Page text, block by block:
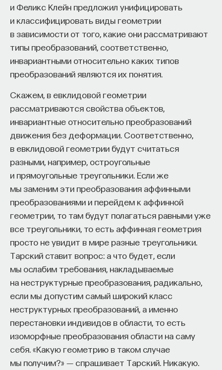
и Феликс Клейн предложил унифицировать
и классифицировать виды геометрии
в зависимости от того, какие они рассматривают
типы преобразований, соответственно,
инвариантными относительно каких типов
преобразований являются их понятия.
Скажем, в евклидовой геометрии
рассматриваются свойства объектов,
инвариантные относительно преобразований
движения без деформации. Соответственно,
в евклидовой геометрии будут считаться
разными, например, остроугольные
и прямоугольные треугольники. Если же
мы заменим эти преобразования аффинными
преобразованиями и перейдем к аффинной
геометрии, то там будут полагаться равными уже
все треугольники, то есть аффинная геометрия
просто не увидит в мире разные треугольники.
Тарский ставит вопрос: а что будет, если
мы ослабим требования, накладываемые
на неструктурные преобразования, радикально,
если мы допустим самый широкий класс
неструктурных преобразований, а именно
перестановки индивидов в области, то есть
изоморфные преобразования области на саму
себя. «Какую геометрию в таком случае
мы получим?» ― спрашивает Тарский. Никакую.
и аккуратно, без обвинений живущих еще
политических деятелей, которые участвовали
в становлении национал-социализма. Аденауэр
сумел сформировать у немецкого народа
благостное ощущение движения вперед.
Но незаживающая рана, которая была нанесена
Германии в период национал-социализма, даст
о себе знать уже в 60-е годы.
3/4/2015
НАПИСАТЬ НАМ
НАД МАТЕРИАЛОМ РАБОТАЛИ
Илья Женин
кандидат исторических наук, доцент кафедры
всеобщей истории ШАГИ ИОН РАНХиГС
ИСТОРИЯ
1085 публикаций
ИСТОРИЯ ЕВРОПА ГЕРМАНИЯ
НАЦИОНАЛ-СОЦИАЛИЗМ
АДЕНАУЭР КОНРАД